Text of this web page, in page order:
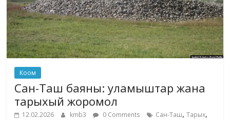
Коом
Сан-Таш баяны: уламыштар жана
тарыхый жоромол
12.02.2026 kmb3 0 Comments Сан-Таш,Тарых,